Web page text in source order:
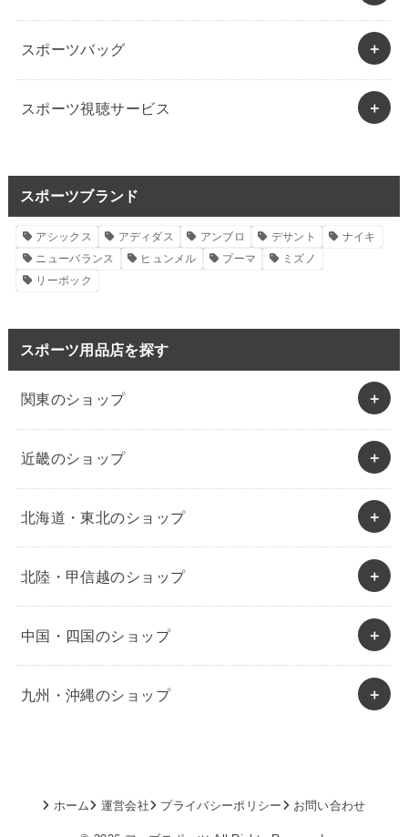
スポーツバッグ
スポーツ視聴サービス
スポーツブランド
アシックス アディダス アンブロ デサント
ナイキ
ニューバランス
ヒュンメル プーマ
ミズノ
リーボック
スポーツ用品店を探す
関東のショップ
近畿のショップ
北海道・東北のショップ
北陸・甲信越のショップ
中国・四国のショップ
九州・沖縄のショップ
ホーム 運営会社 プライバシーポリシー お問い合わせ